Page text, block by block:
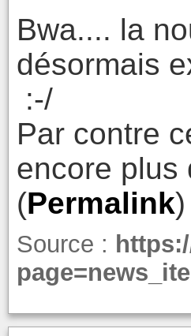
Bwa.... la
désormais
:-/
Par contre
encore plus
(Permalink)
Source :